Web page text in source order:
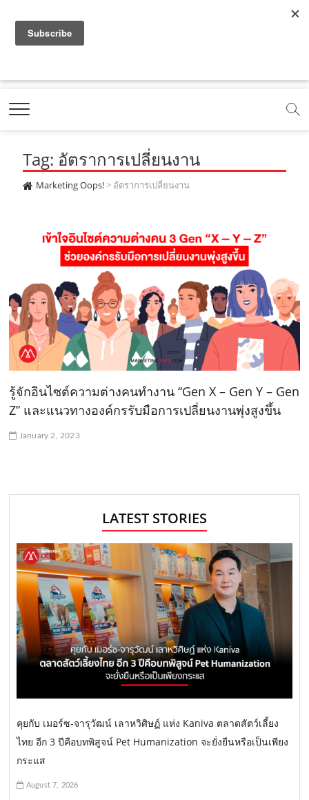
a
e
b
o
o
k
m
o
t
b
e
.
o
.
o
e
m
e
t
g
r
a
.
c
o
m
t
k
.
c
m
Marketing Oops!
DIGITAL | CREATIVE | ADVERTISING | CAMPAIGN |
Tag: อัตราการเปลี่ยนงาน
Marketing Oops!> อัตราการเปลี่ยนงาน
รู้จักอินไซต์ความต่างคนทำงาน “Gen X – Gen Y – Gen
Z” และแนวทางองค์กรรับมือการเปลี่ยนงานพุ่งสูงขึ้น
January 2, 2023
LATEST STORIES
คุยกับ เมอร์ซ-จารุวัฒน์ เลาหวิศิษฏ์ แห่ง Kaniva ตลาดสัตว์เลี้ยง
ไทย อีก 3 ปีคือบทพิสูจน์ Pet Humanization จะยั่งยืนหรือเป็นเพียง
กระแส
August 7, 2026